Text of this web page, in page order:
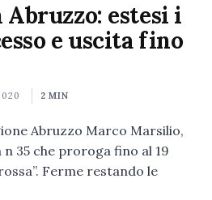
Abruzzo: estesi i
e uscita fino
2 MIN
Abruzzo Marco Marsilio,
35 che proroga fino al 19
Ferme restando le